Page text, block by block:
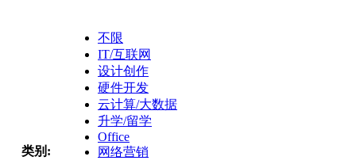
类别:
不限
IT/互联网
设计创作
硬件开发
云计算/大数据
升学/留学
Office
网络营销